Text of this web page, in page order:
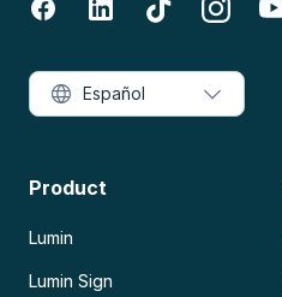
Product
Lumin
Lumin Sign
Español